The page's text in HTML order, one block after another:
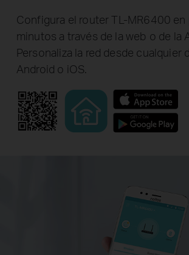
Configura el router TL-MR6400
minutos a través de la web o de la
Personaliza la red desde cualquier
Android o iOS.